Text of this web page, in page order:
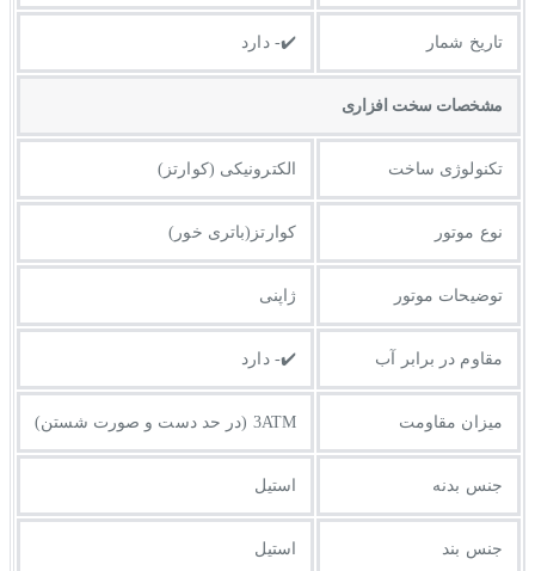
تاریخ شمار ✔️- دارد
مشخصات سخت افزاری
تکنولوژی ساخت الکترونیکی (کوارتز)
نوع موتور کوارتز(باتری خور)
توضیحات موتور ژاپنی
مقاوم در برابر آب ✔️- دارد
میزان مقاومت 3ATM (در حد دست و صورت شستن)
جنس بدنه استیل
جنس بند استیل